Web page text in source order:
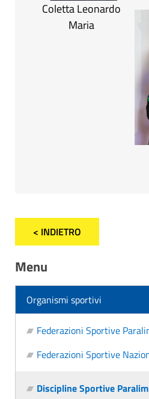
Coletta Leonardo
Maria
< INDIETRO
Menu
Organismi sportivi
Federazioni Sportive
Federazioni Sportive
Discipline Sportive